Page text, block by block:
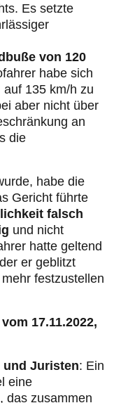
Es setzte
von 120
habe sich
135 km/h zu
aber nicht über
an
die
habe die
Gericht führte
falsch
und nicht
hatte geltend
er geblitzt
festzustellen
17.11.2022,
und Juristen: Ein
eine
das zusammen